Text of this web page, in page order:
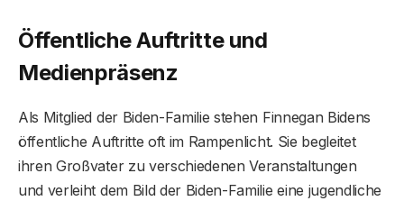
Öffentliche Auftritte und
Medienpräsenz
Als Mitglied der Biden-Familie stehen Finnegan Bidens
öffentliche Auftritte oft im Rampenlicht. Sie begleitet
ihren Großvater zu verschiedenen Veranstaltungen
und verleiht dem Bild der Biden-Familie eine jugendliche